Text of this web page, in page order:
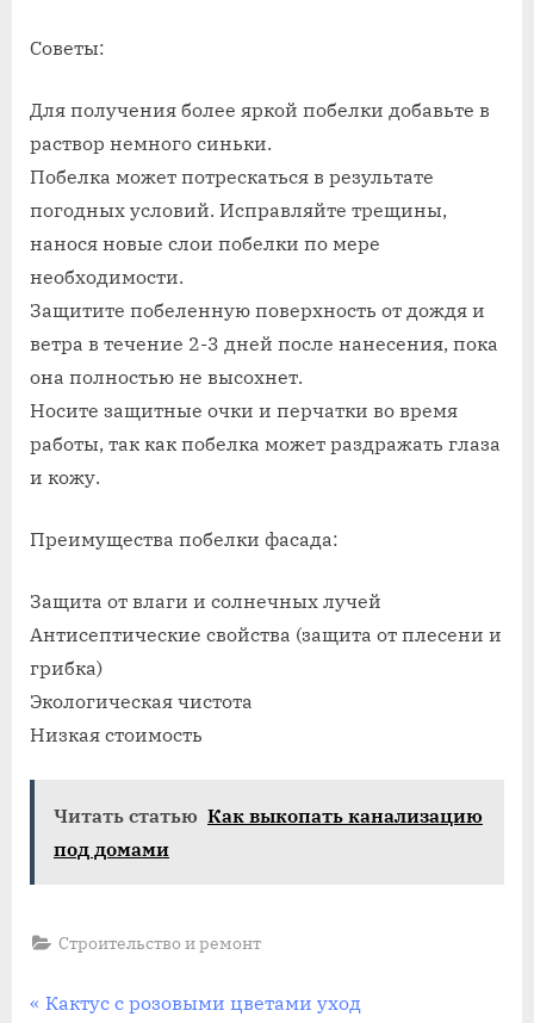
Советы:
Для получения более яркой побелки добавьте в
раствор немного синьки.
Побелка может потрескаться в результате
погодных условий. Исправляйте трещины,
нанося новые слои побелки по мере
необходимости.
Защитите побеленную поверхность от дождя и
ветра в течение 2-3 дней после нанесения, пока
она полностью не высохнет.
Носите защитные очки и перчатки во время
работы, так как побелка может раздражать глаза
и кожу.
Преимущества побелки фасада:
Защита от влаги и солнечных лучей
Антисептические свойства (защита от плесени и
грибка)
Экологическая чистота
Низкая стоимость
Читать статью Как выкопать канализацию
под домами
Строительство и ремонт
Навигация
П
Кактус с розовыми цветами уход